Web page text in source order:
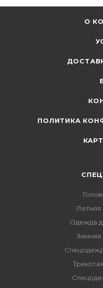
О
ПОЛИТИКА
Одежда
Зимняя